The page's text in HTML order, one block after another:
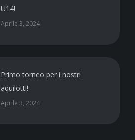
U14!
Aprile 3, 2024
Primo torneo per i nostri
aquilotti!
Aprile 3, 2024